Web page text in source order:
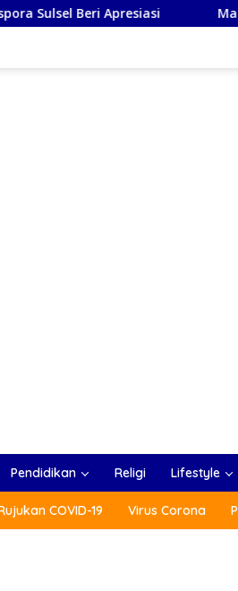
Masjid As-Syafi’iyah
Pendidikan Religi Lifestyle
COVID-19 Virus Corona